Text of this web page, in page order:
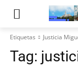
Etiquetas Justicia
Tag: